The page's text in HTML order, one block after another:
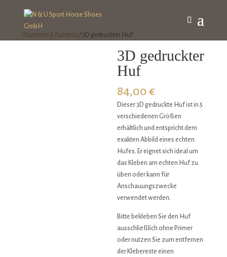
Startseite / Zubehör/ 3D gedruckter Huf
3D gedruckter
Huf
84,00€
Dieser 3D gedruckte Huf ist in 5
verschiedenen Größen
erhältlich und entspricht dem
exakten Abbild eines echten
Hufes. Er eignet sich ideal um
das Kleben am echten Huf zu
üben oder kann für
Anschauungszwecke
verwendet werden.
Bitte bekleben Sie den Huf
ausschließlich ohne Primer
oder nutzen Sie zum entfernen
der Klebereste einen